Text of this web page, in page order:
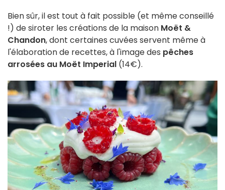
Bien sûr, il est tout à fait possible (et même conseillé
!) de siroter les créations de la maison Moët &
Chandon, dont certaines cuvées servent même à
l'élaboration de recettes, à l'image des pêches
arrosées au Moët Imperial (14€).